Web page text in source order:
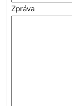
Zpráva